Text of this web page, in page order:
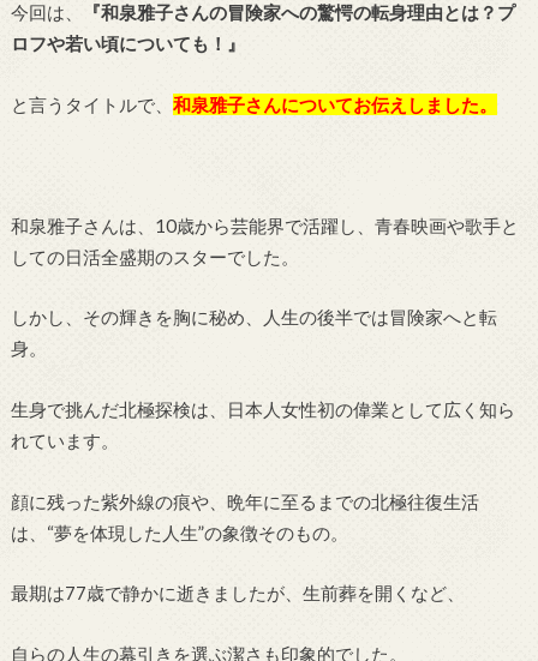
今回は、
『和泉雅子さんの冒険家への驚愕の転身理由とは？プ
ロフや若い頃についても！』
と言うタイトルで、 和泉雅子さんについてお伝えしました。
和泉雅子さんは、10歳から芸能界で活躍し、青春映画や歌手と
しての日活全盛期のスターでした。
しかし、その輝きを胸に秘め、人生の後半では冒険家へと転
身。
生身で挑んだ北極探検は、日本人女性初の偉業として広く知ら
れています。
顔に残った紫外線の痕や、晩年に至るまでの北極往復生活
は、“夢を体現した人生”の象徴そのもの。
最期は77歳で静かに逝きましたが、生前葬を開くなど、
自らの人生の幕引きを選ぶ潔さも印象的でした。